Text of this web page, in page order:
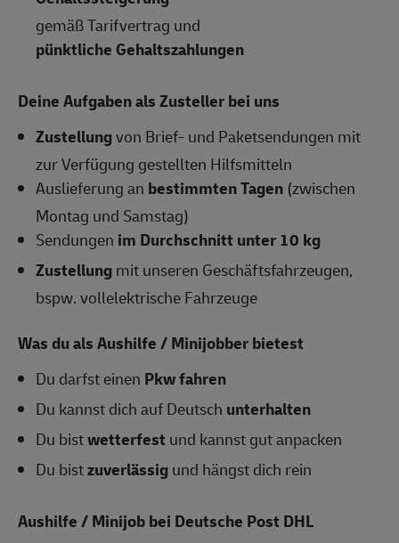
gemäß Tarifvertrag und
pünktliche Gehaltszahlungen
Deine Aufgaben als Zusteller bei uns
Zustellungvon Brief- und Paketsendungen mit
zur Verfügung gestellten Hilfsmitteln
Auslieferung an bestimmten Tagen (zwischen
Montag und Samstag)
Sendungen im Durchschnitt unter 10 kg
Zustellungmit unseren Geschäftsfahrzeugen,
bspw. vollelektrische Fahrzeuge
Was du als Aushilfe / Minijobber bietest
Du darfst einen Pkw fahren
Du kannst dich auf Deutsch unterhalten
Du bistwetterfest und kannst gut anpacken
Du bistzuverlässigund hängst dich rein
Aushilfe / Minijob bei Deutsche Post DHL